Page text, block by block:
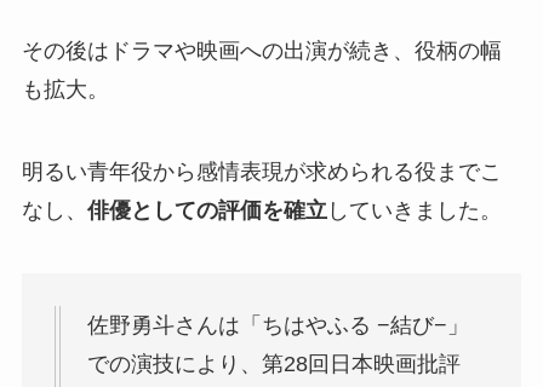
その後はドラマや映画への出演が続き、役柄の幅
も拡大。
明るい青年役から感情表現が求められる役までこ
なし、 俳優としての評価を確立していきました。
佐野勇斗さんは「ちはやふる −結び−」
での演技により、第28回日本映画批評